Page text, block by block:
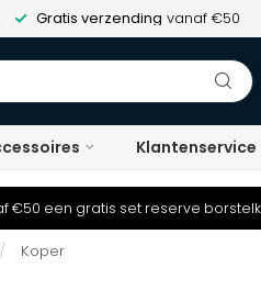
Gratis verzending vanaf €50
Klantenservice
een gratis set reserve
/ Koper